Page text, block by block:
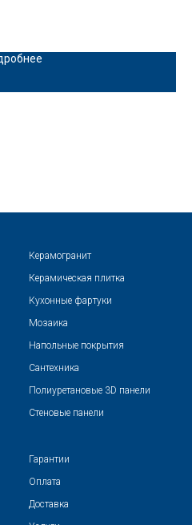
Керамогранит
Керамическая плитка
Кухонные фартуки
Мозаика
Напольные покрытия
Сантехника
Полиуретановые 3D панели
Стеновые панели
Гарантии
Оплата
Доставка